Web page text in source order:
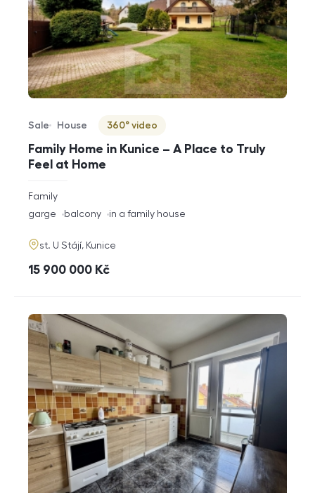
Family Home in Kunice – A Place to Truly
Feel at Home
Offer type
Sale
Property type
House
Virtuální prohlídka
360° video
rozměry
disposition
Family
funkce
garge balcony in a family house
adresa
st. U Stájí, Kunice
cena
15 900 000 Kč